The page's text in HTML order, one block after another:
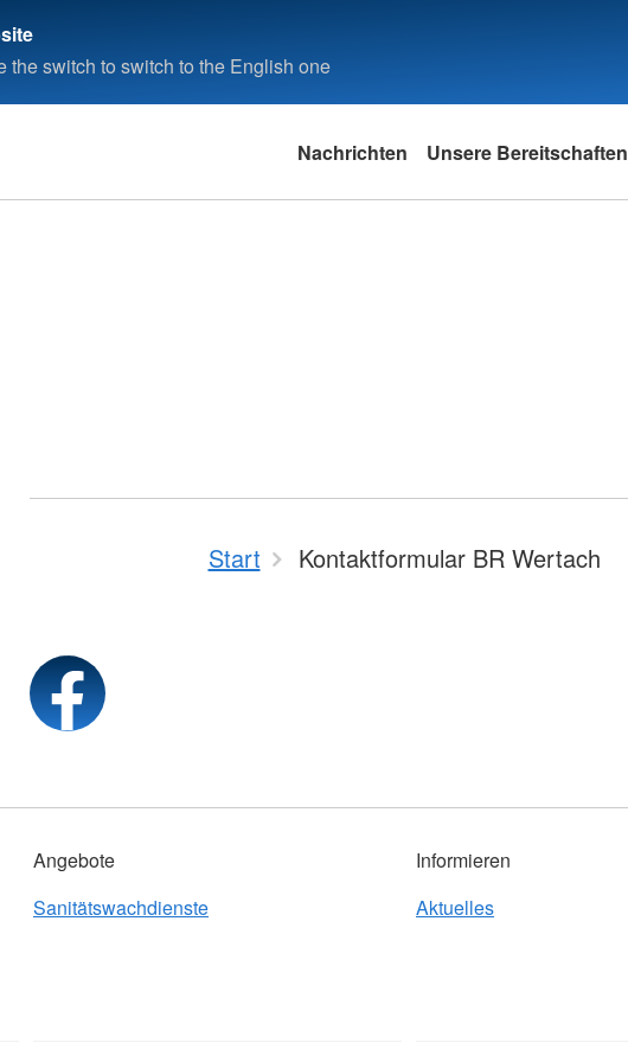
the switch to switch to the English one
Nachrichten Unsere Bereitschaften
Start Kontaktformular BR Wertach
Angebote
Sanitätswachdienste
Informieren
Aktuelles